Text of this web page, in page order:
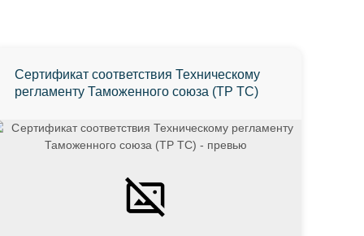
Сертификат соответствия Техническому
регламенту Таможенного союза (ТР ТС)